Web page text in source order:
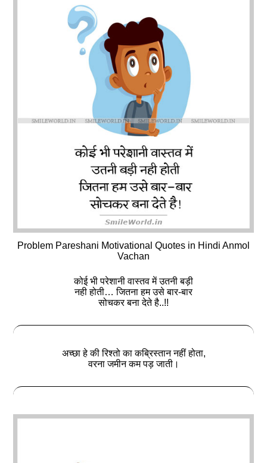
Problem Pareshani Motivational Quotes in Hindi Anmol
Vachan
कोई भी परेशानी वास्तव में उतनी बड़ी
नही होती… जितना हम उसे बार-बार
सोचकर बना देते है..!!
अच्छा हे की रिश्तो का कब्रिस्तान नहीं होता,
वरना जमीन कम पड़ जाती।